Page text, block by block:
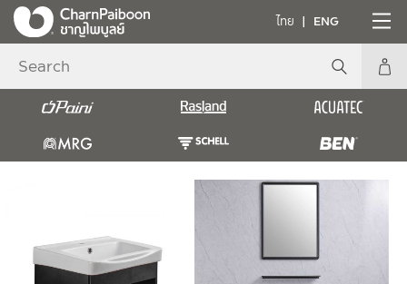
ไทย ENG